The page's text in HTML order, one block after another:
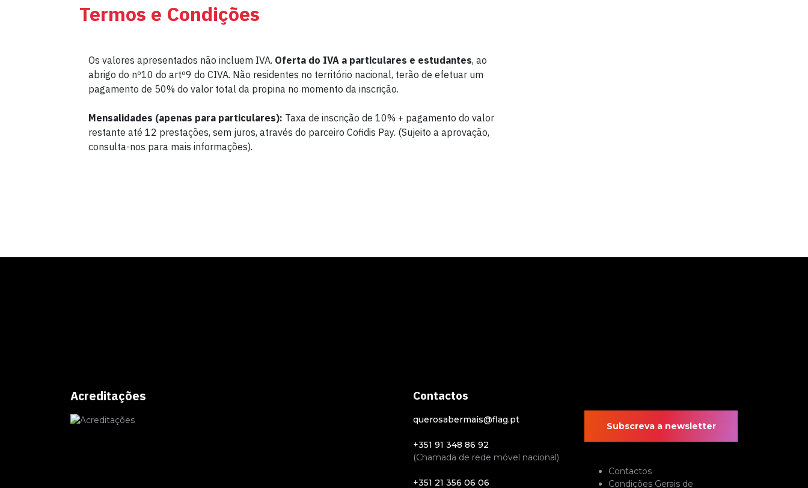
Termos e Condições
Os valores apresentados não incluem IVA. Oferta do IVA a particulares e estudantes, ao
abrigo do nº10 do artº9 do CIVA. Não residentes no território nacional, terão de efetuar um
pagamento de 50% do valor total da propina no momento da inscrição.
Mensalidades (apenas para particulares): Taxa de inscrição de 10% + pagamento do valor
restante até 12 prestações, sem juros, através do parceiro Cofidis Pay. (Sujeito a aprovação,
consulta-nos para mais informações).
Acreditações Contactos
querosabermais@flag.pt
+351 91 348 86 92
(Chamada de rede móvel nacional)
+351 21 356 06 06
Subscreva a newsletter
Contactos
Condições Gerais de